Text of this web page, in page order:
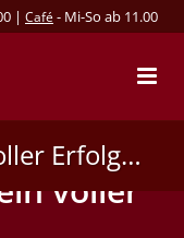
| Café - Mi-So ab 11.00
Erfolg…
voller